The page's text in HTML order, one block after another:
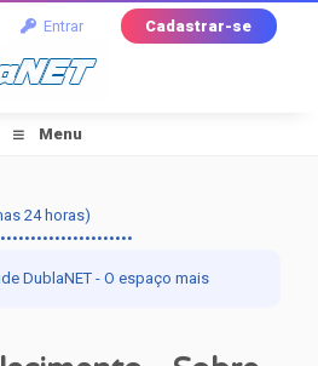
Entrar Cadastrar-se
Menu
24 horas)
DublaNET - O espaço mais